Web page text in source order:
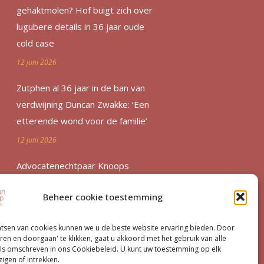
Beheer cookie toestemming
van cookies kunnen we u de beste website ervaring bieden. Door
en doorgaan' te klikken, gaat u akkoord met het gebruik van alle
omschreven in ons Cookiebeleid. U kunt uw toestemming op elk
of intrekken.
gehaktmolen? Hof buigt zich over
lugubere details in 36 jaar oude
cold case
12 juni 2026
Zutphen al 36 jaar in de ban van
verdwijning Duncan Zwakke: ‘Een
etterende wond voor de familie’
12 juni 2026
Advocatenechtpaar Knoops
excessief declareren
Van moord­zaak tot milieu­dossier